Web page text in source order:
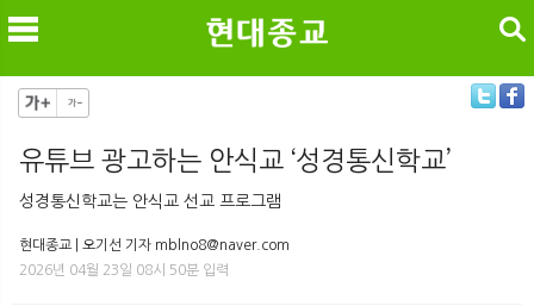
메
검색
유튜브 광고하는 안식교 ‘성경통신학교’
성경통신학교는 안식교 선교 프로그램
현대종교 | 오기선 기자 mblno8@naver.com
2026년 04월 23일 08시 50분 입력